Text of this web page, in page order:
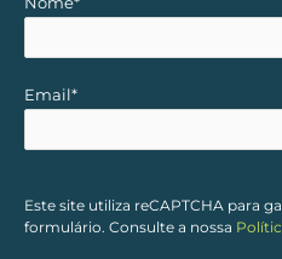
k
e
d
i
e
b
o
o
t
a
g
r
Email*
Este site utiliza reCAPTCHA para
formulário. Consulte a nossa